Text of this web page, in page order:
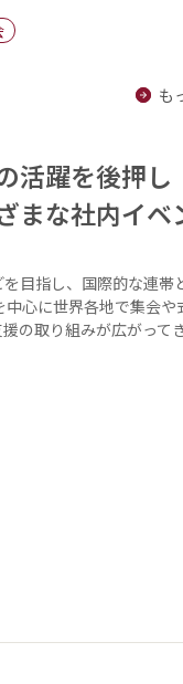
戦
も
活躍を後押し
まな社内イベ
目指し、国際的な連帯
心に世界各地で集会や
の取り組みが広がって